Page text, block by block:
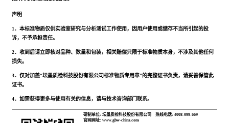
声明
1．本标准物质仅供实验室研究与分析测试工作使用，因用户使用或储存不当所引起的投
诉，不予承担责任。
2．收到后请立即核对品种、数量和包装，相关赔偿只限于标准物质本身，不涉及其他任何
损失。
3．仅对加盖“坛墨质检科技股份有限公司标准物质专用章”的完整证书负责，请妥善保管此
证书。
4．如需获得更多与使用有关的信息，请与技术咨询部门联系。
研制单位: 坛墨质检科技股份有限公司
热线电话: 4008-099-669
官网网址: www.gbw-china.com